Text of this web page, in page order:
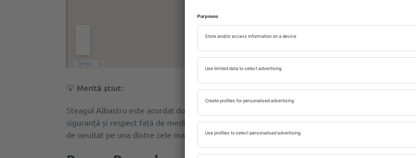
💡 Merită știut:
Steagul Albastru este acordat doar celor mai curate și bine întreținute plaje, recunoscute pentru
siguranță și respect față de mediu. Alege o plajă cu acest simbol și te vei bucura de o experiență
de neuitat pe una dintre cele mai frumoase plaje din Bari.